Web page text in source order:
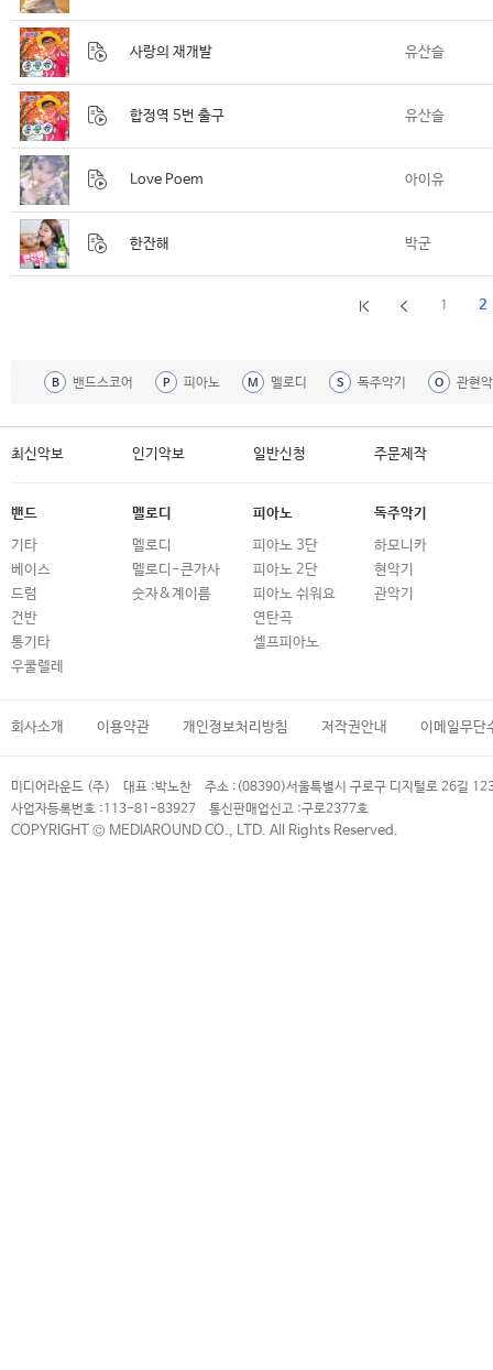
사랑의 재개발 유산슬
합정역 5번 출구 유산슬
Love Poem 아이유
한잔해 박군
1 2
B 밴드스코어 P 피아노 M 멜로디 S 독주악기 O 관현
최신악보 인기악보 일반신청 주문제작
밴드
기타
베이스
드럼
건반
통기타
우쿨렐레
멜로디
멜로디
멜로디-큰가사
숫자&계이름
피아노
피아노 3단
피아노 2단
피아노 쉬워요
연탄곡
셀프피아노
독주악기
하모니카
현악기
관악기
회사소개 이용약관 개인정보처리방침 저작권안내 이메일무단
미디어라운드 (주) 대표 :박노찬 주소 : (08390)서울특별시 구로구 디지털로 26길
사업자등록번호 :113-81-83927 통신판매업신고 :구로2377호
COPYRIGHT © MEDIAROUND CO., LTD. All Rights Reserved.